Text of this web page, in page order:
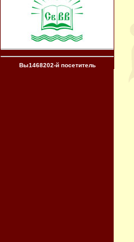
Вы1468202-й посетитель